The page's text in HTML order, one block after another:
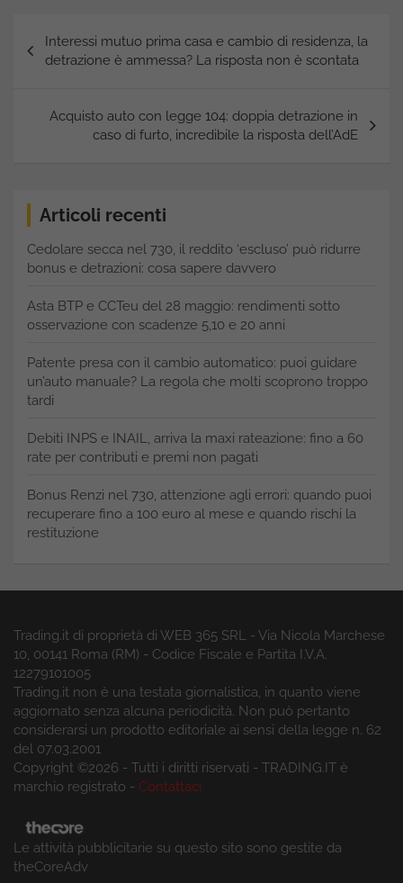
articoli
Interessi mutuo prima casa e cambio di residenza, la
detrazione è ammessa? La risposta non è scontata
Acquisto auto con legge 104: doppia detrazione in
caso di furto, incredibile la risposta dell’AdE
Articoli recenti
Cedolare secca nel 730, il reddito ‘escluso’ può ridurre
bonus e detrazioni: cosa sapere davvero
Asta BTP e CCTeu del 28 maggio: rendimenti sotto
osservazione con scadenze 5,10 e 20 anni
Patente presa con il cambio automatico: puoi guidare
un’auto manuale? La regola che molti scoprono troppo
tardi
Debiti INPS e INAIL, arriva la maxi rateazione: fino a 60
rate per contributi e premi non pagati
Bonus Renzi nel 730, attenzione agli errori: quando puoi
recuperare fino a 100 euro al mese e quando rischi la
restituzione
Trading.it di proprietà di WEB 365 SRL - Via Nicola Marchese
10, 00141 Roma (RM) - Codice Fiscale e Partita I.V.A.
12279101005
Trading.it non è una testata giornalistica, in quanto viene
aggiornato senza alcuna periodicità. Non può pertanto
considerarsi un prodotto editoriale ai sensi della legge n. 62
del 07.03.2001
Copyright ©2026 - Tutti i diritti riservati - TRADING.IT è
marchio registrato - Contattaci
Le attività pubblicitarie su questo sito sono gestite da
theCoreAdv